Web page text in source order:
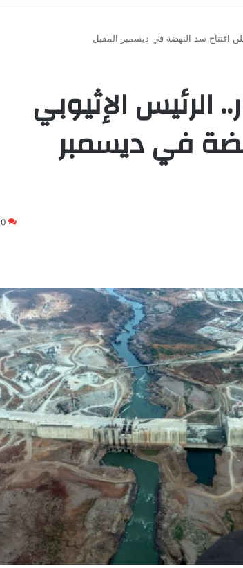
افتتاح سد النهضة في ديسمبر المقبل
الإثيوبي
في ديسمبر
0